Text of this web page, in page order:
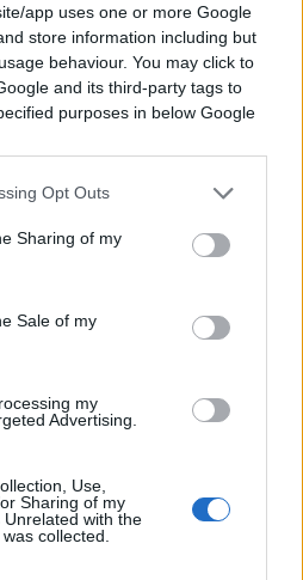
app uses one or more Google
store information including but
behaviour. You may click to
and its third-party tags to
purposes in below Google
Opt Outs
Sharing of my
Sale of my
my
Advertising.
Use,
Sharing of my
with the
collected.
agito con la necessaria
i medesimi errori.
forse dimentica il
indagini sono a carico
la quale avrebbe l’obbligo
a discolpa
sulla giustizia. .
dà tanto, all’inizio del
veramente delle
vicenda giudiziaria.